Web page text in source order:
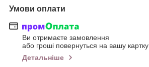
Умови оплати
Ви отримаєте замовлення
або гроші повернуться на вашу картку
Детальніше